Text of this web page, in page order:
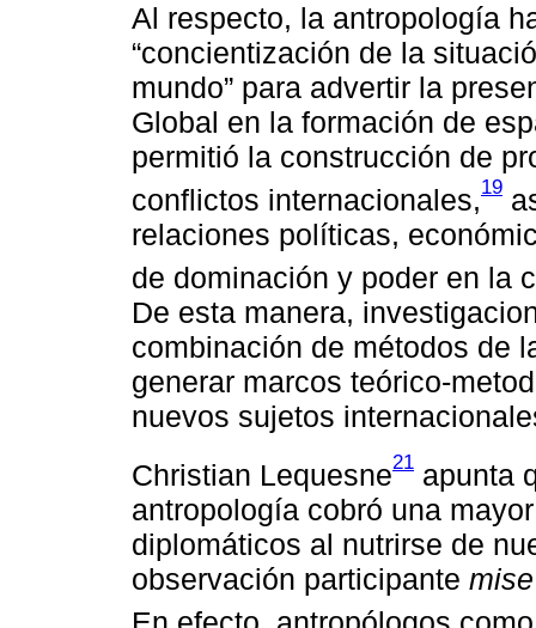
Al respecto, la antropología
“concientización de la
mundo” para advertir la
Global en la formación de
permitió la construcción de
conflictos internacionales,19
relaciones políticas,
de dominación y poder en la
De esta manera,
combinación de métodos de
generar marcos teórico-
nuevos sujetos
Christian Lequesne21 apunta
antropología cobró una
diplomáticos al nutrirse de
observación participante